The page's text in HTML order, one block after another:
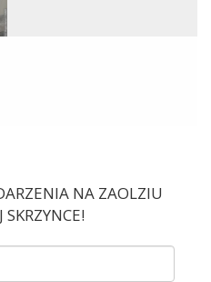
NA ZAOLZIU
SKRZYNCE!